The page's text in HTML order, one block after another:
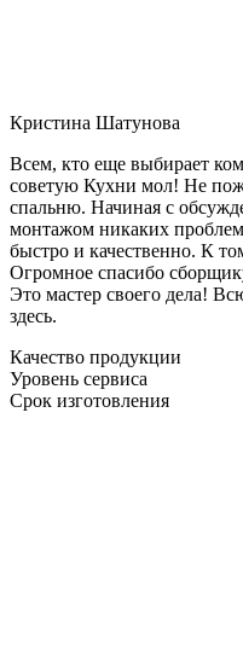
Кристина Шатунова
Всем, кто еще выбирает
советую Кухни мол! Не
спальню. Начиная с
монтажом никаких
быстро и качественно. К
Огромное спасибо
Это мастер своего дела!
здесь.
Качество продукции
Уровень сервиса
Срок изготовления